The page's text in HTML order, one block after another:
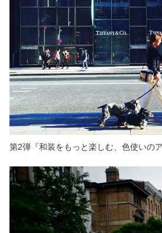
第2弾『和装をもっと楽しむ、色使いのア